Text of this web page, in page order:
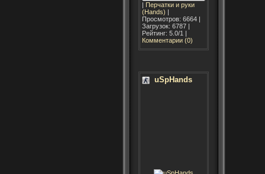
| Перчатки и руки
(Hands) |
Просмотров: 6664 |
Загрузок: 6787 |
Рейтинг: 5.0/1 |
Комментарии (0)
uSpHands